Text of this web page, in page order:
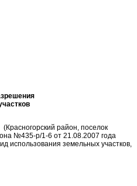
район, поселок
№435-р/1-6 от 21.08.2007 года
использования земельных участков,